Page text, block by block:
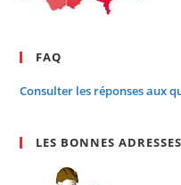
FAQ
Consulter les réponses aux
LES BONNES ADRESSES